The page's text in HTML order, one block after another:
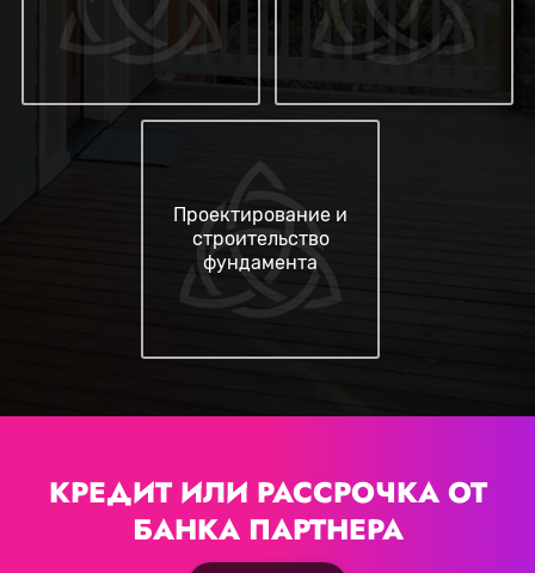
Проектирование и
строительство
фундамента
КРЕДИТ ИЛИ РАССРОЧКА ОТ
БАНКА ПАРТНЕРА